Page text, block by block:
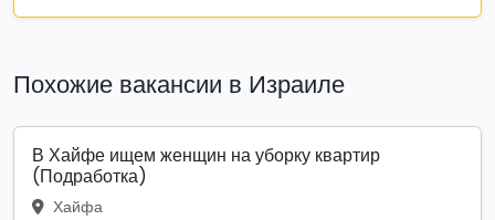
Похожие вакансии в Израиле
В Хайфе ищем женщин на уборку квартир
(Подработка)
Хайфа